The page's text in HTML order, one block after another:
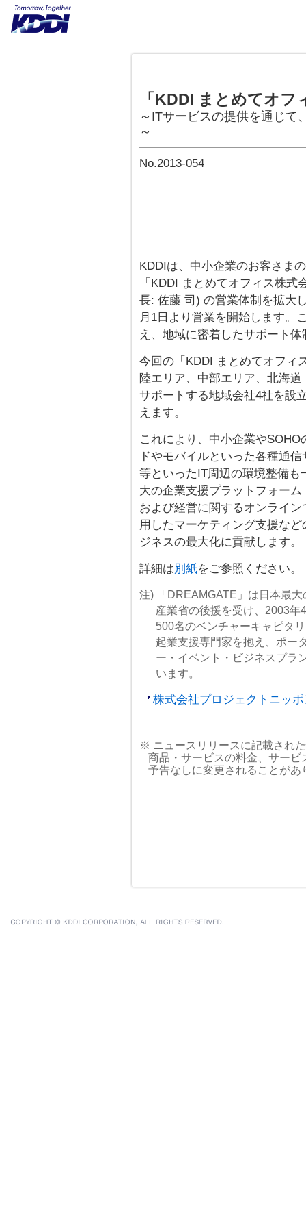
「KDDI まとめてオ
～ITサービスの提供を通じて
～
No.2013-054
KDDIは、中小企業のお客さま
「KDDI まとめてオフィス株
長: 佐藤 司) の営業体制を拡大
月1日より営業を開始します。
え、地域に密着したサポート
今回の「KDDI まとめてオフィ
陸エリア、中部エリア、北海
サポートする地域会社4社を設
えます。
これにより、中小企業や
ドやモバイルといった各種通
等といったIT周辺の環境整備
大の企業支援プラットフォー
および経営に関するオンライ
用したマーケティング支援な
ジネスの最大化に貢献します。
詳細は別紙をご参照ください。
注) 「DREAMGATE」は日本最
産業省の後援を受け、2003
500名のベンチャーキャピタ
起業支援専門家を抱え、ポー
ー・イベント・ビジネスプラ
います。
株式会社プロジェクトニッ
※ ニュースリリースに記載され
商品・サービスの料金、サー
予告なしに変更されることが